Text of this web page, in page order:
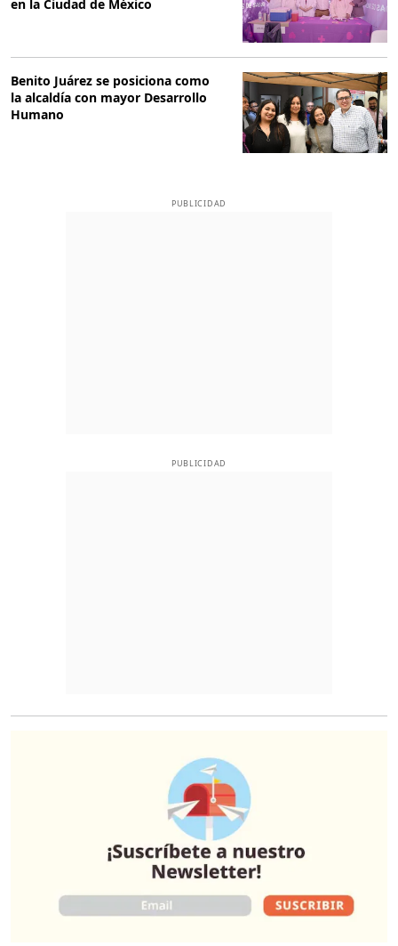
en la Ciudad de México
Benito Juárez se posiciona como
la alcaldía con mayor Desarrollo
Humano
PUBLICIDAD
PUBLICIDAD